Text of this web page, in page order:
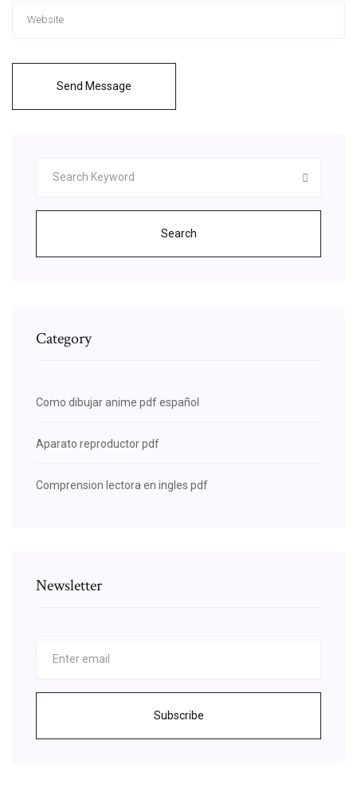
Send Message
Search
Category
Como dibujar anime pdf español
Aparato reproductor pdf
Comprension lectora en ingles pdf
Newsletter
Subscribe